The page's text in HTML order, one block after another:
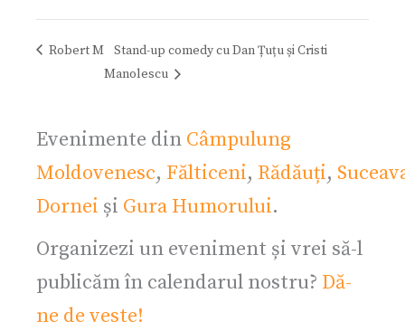
Robert M
Stand-up comedy cu Dan Țuțu și Cristi
Manolescu
Evenimente din Câmpulung
Moldovenesc, Fălticeni, Rădăuți,
Dornei și Gura Humorului.
Organizezi un eveniment și vrei să-l
publicăm în calendarul nostru? Dă-
ne de veste!